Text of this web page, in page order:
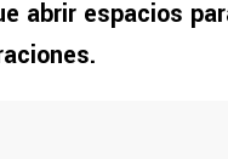
abrir espacios